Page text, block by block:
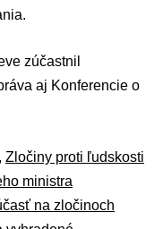
zúčastnil
aj Konferencie o
Zločiny proti ľudskosti
ministra
na zločinoch